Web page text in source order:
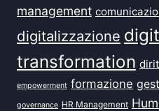
management
digitalizzazione
transformation
empowerment formazione
governance HR Management